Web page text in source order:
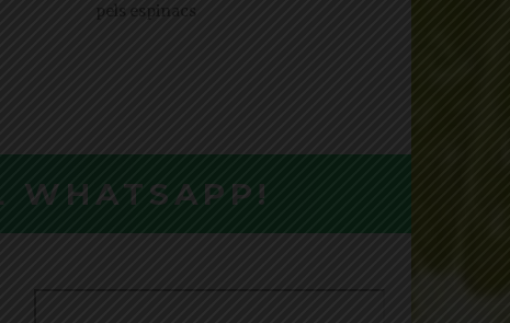
pels espinacs
WHATSAPP!